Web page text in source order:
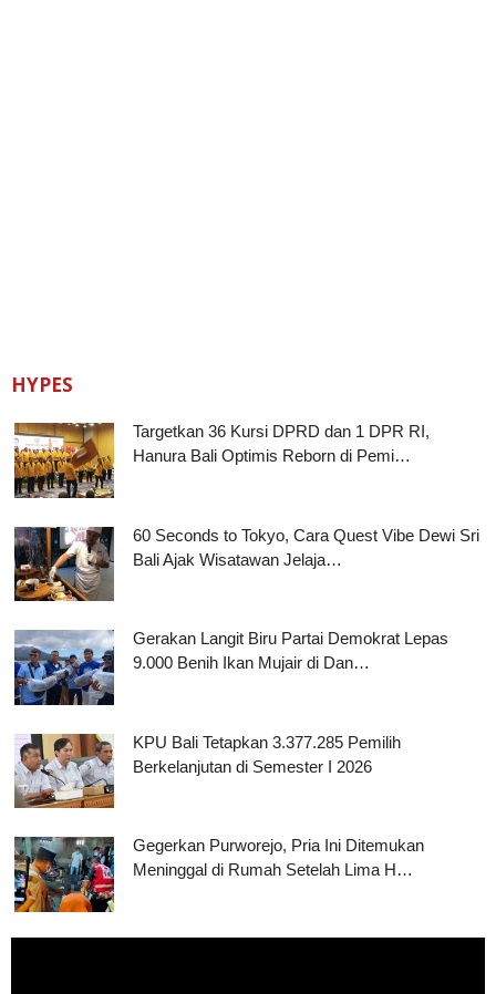
HYPES
Targetkan 36 Kursi DPRD dan 1 DPR RI,
Hanura Bali Optimis Reborn di Pemi…
60 Seconds to Tokyo, Cara Quest Vibe Dewi Sri
Bali Ajak Wisatawan Jelaja…
Gerakan Langit Biru Partai Demokrat Lepas
9.000 Benih Ikan Mujair di Dan…
KPU Bali Tetapkan 3.377.285 Pemilih
Berkelanjutan di Semester I 2026
Gegerkan Purworejo, Pria Ini Ditemukan
Meninggal di Rumah Setelah Lima H…